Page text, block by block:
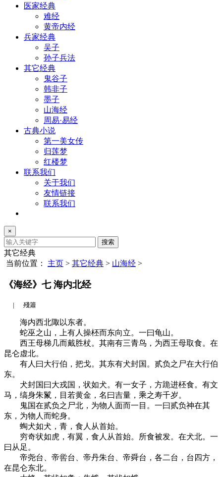
医家经典
难经
黄帝内经
兵家经典
吴子
孙子兵法
其它经典
鬼谷子
韩非子
墨子
山海经
周易·易经
古典小说
第一美女传
归莲梦
红楼梦
联系我们
关于我们
友情链接
联系我们
×
搜索
其它经典
当前位置： 主页 > 其它经典 > 山海经 >
《海经》七 海内北经
| 殘簫
海内西北陬以东者。
蛇巫之山，上有人操柸而东向立。一曰龟山。
西王母梯几而戴胜杖。其南有三青鸟，为西王母取食。在
昆仑虚北。
有人曰大行伯，把戈。其东有犬封国。贰负之尸在大行伯
东。
犬封国曰大戎国，状如犬。有一女子，方跪进柸食。有文
马，缟身朱鬣，目若黄金，名曰吉量，乘之寿千岁。
鬼国在贰负之尸北，为物人面而一目。一曰贰负神在其
东，为物人而蛇身。
蜪犬如犬，青，食人从首始。
穷奇状如虎，有翼，食人从首始。所食被发。在犬北。一
曰从足。
帝尧台、帝喾台、帝丹朱台、帝舜台，各二台，台四方，
在昆仑东北。